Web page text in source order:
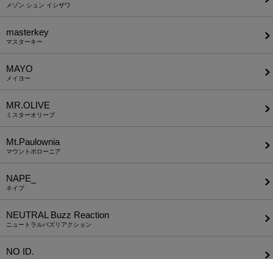
メゾン シュン イシザワ
masterkey
マスターキー
MAYO
メイヨー
MR.OLIVE
ミスターオリーブ
Mt.Paulownia
マウントポローニア
NAPE_
ネイプ
NEUTRAL Buzz Reaction
ニュートラルバズリアクション
NO ID.